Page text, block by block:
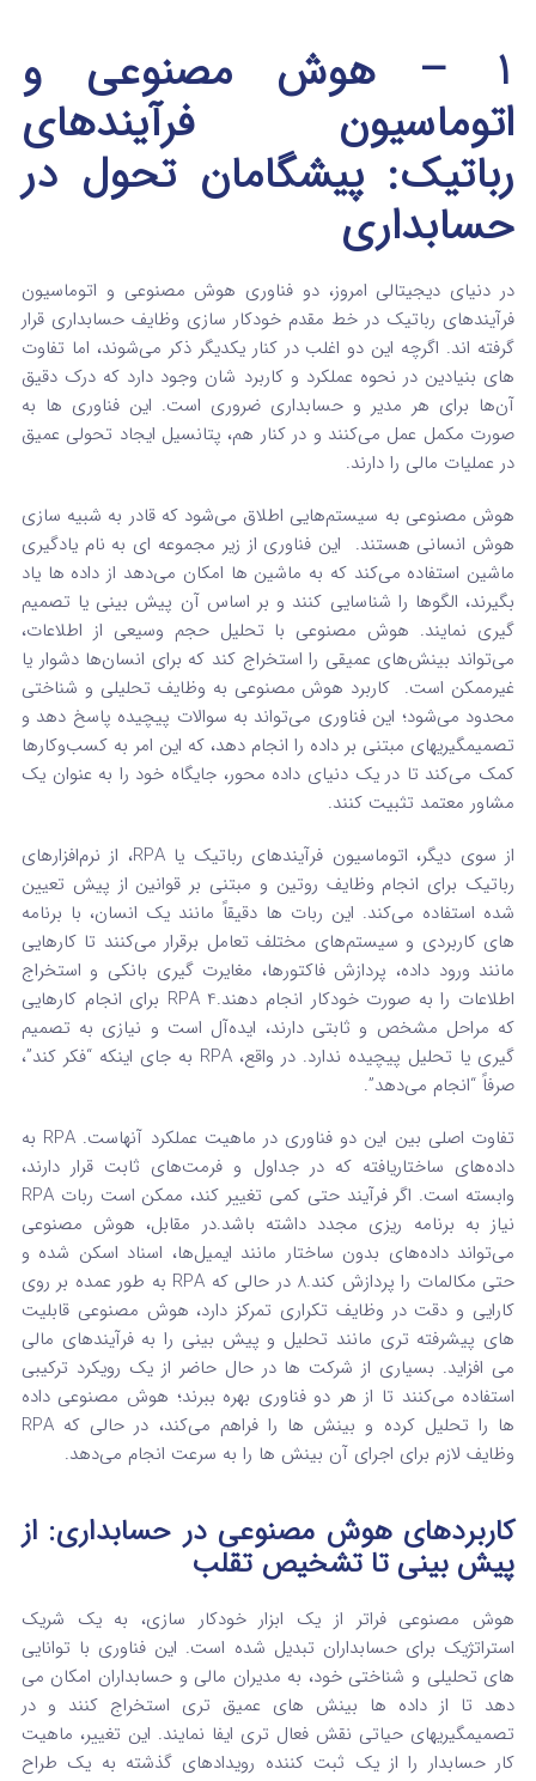
1 – هوش مصنوعی و
اتوماسیون فرآیندهای
رباتیک: پیشگامان تحول در
حسابداری
در دنیای دیجیتالی امروز، دو فناوری هوش مصنوعی و اتوماسیون
فرآیندهای رباتیک در خط مقدم خودکار سازی وظایف حسابداری قرار
گرفته‌ اند. اگرچه این دو اغلب در کنار یکدیگر ذکر می‌شوند، اما تفاوت‌
های بنیادین در نحوه عملکرد و کاربرد شان وجود دارد که درک دقیق
آن‌ها برای هر مدیر و حسابداری ضروری است. این فناوری‌ ها به
صورت مکمل عمل می‌کنند و در کنار هم، پتانسیل ایجاد تحولی عمیق
در عملیات مالی را دارند.
هوش مصنوعی به سیستم‌هایی اطلاق می‌شود که قادر به شبیه‌ سازی
هوش انسانی هستند. این فناوری از زیر مجموعه‌ ای به نام یادگیری
ماشین استفاده می‌کند که به ماشین‌ ها امکان می‌دهد از داده‌ ها یاد
بگیرند، الگوها را شناسایی کنند و بر اساس آن پیش‌ بینی یا تصمیم‌
گیری نمایند. هوش مصنوعی با تحلیل حجم وسیعی از اطلاعات،
می‌تواند بینش‌های عمیقی را استخراج کند که برای انسان‌ها دشوار یا
غیرممکن است. کاربرد هوش مصنوعی به وظایف تحلیلی و شناختی
محدود می‌شود؛ این فناوری می‌تواند به سوالات پیچیده پاسخ دهد و
تصمیمگیریهای مبتنی بر داده را انجام دهد، که این امر به کسب‌وکارها
کمک می‌کند تا در یک دنیای داده‌ محور، جایگاه خود را به عنوان یک
مشاور معتمد تثبیت کنند.
از سوی دیگر، اتوماسیون فرآیندهای رباتیک یا RPA، از نرم‌افزارهای
رباتیک برای انجام وظایف روتین و مبتنی بر قوانین از پیش تعیین
شده استفاده می‌کند. این ربات‌ ها دقیقاً مانند یک انسان، با برنامه‌
های کاربردی و سیستم‌های مختلف تعامل برقرار می‌کنند تا کارهایی
مانند ورود داده، پردازش فاکتورها، مغایرت گیری بانکی و استخراج
اطلاعات را به صورت خودکار انجام دهند.4
RPA برای انجام کارهایی
که مراحل مشخص و ثابتی دارند، ایده‌آل است و نیازی به تصمیم
گیری یا تحلیل پیچیده ندارد. در واقع، RPA به جای اینکه “فکر کند”،
صرفاً “انجام می‌دهد”.
تفاوت اصلی بین این دو فناوری در ماهیت عملکرد آنهاست. RPA به
داده‌های ساختاریافته که در جداول و فرمت‌های ثابت قرار دارند،
وابسته است. اگر فرآیند حتی کمی تغییر کند، ممکن است ربات RPA
نیاز به برنامه‌ ریزی مجدد داشته باشد.در مقابل، هوش مصنوعی
می‌تواند داده‌های بدون ساختار مانند ایمیل‌ها، اسناد اسکن‌ شده و
حتی مکالمات را پردازش کند.8
در حالی که RPA به طور عمده بر روی
کارایی و دقت در وظایف تکراری تمرکز دارد، هوش مصنوعی قابلیت‌
های پیشرفته‌ تری مانند تحلیل و پیش‌ بینی را به فرآیندهای مالی
می‌ افزاید. بسیاری از شرکت‌ ها در حال حاضر از یک رویکرد ترکیبی
استفاده می‌کنند تا از هر دو فناوری بهره ببرند؛ هوش مصنوعی داده‌
ها را تحلیل کرده و بینش‌ ها را فراهم می‌کند، در حالی که RPA
وظایف لازم برای اجرای آن بینش‌ ها را به سرعت انجام می‌دهد.
کاربردهای هوش مصنوعی در حسابداری: از
پیش‌ بینی تا تشخیص تقلب
هوش مصنوعی فراتر از یک ابزار خودکار سازی، به یک شریک
استراتژیک برای حسابداران تبدیل شده است. این فناوری با توانایی‌
های تحلیلی و شناختی خود، به مدیران مالی و حسابداران امکان می‌
دهد تا از داده‌ ها بینش‌ های عمیق‌ تری استخراج کنند و در
تصمیمگیریهای حیاتی نقش فعال‌ تری ایفا نمایند. این تغییر، ماهیت
کار حسابدار را از یک ثبت‌ کننده رویدادهای گذشته به یک طراح